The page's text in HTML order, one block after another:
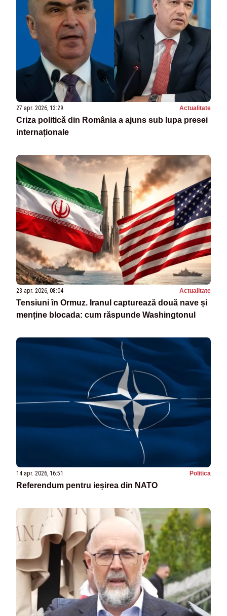
27 apr. 2026, 13:29 Actualitate
Criza politică din România a ajuns sub lupa presei
internaționale
23 apr. 2026, 08:04 Actualitate
Tensiuni în Ormuz. Iranul capturează două nave și
menține blocada: cum răspunde Washingtonul
14 apr. 2026, 16:51 Politica
Referendum pentru ieșirea din NATO